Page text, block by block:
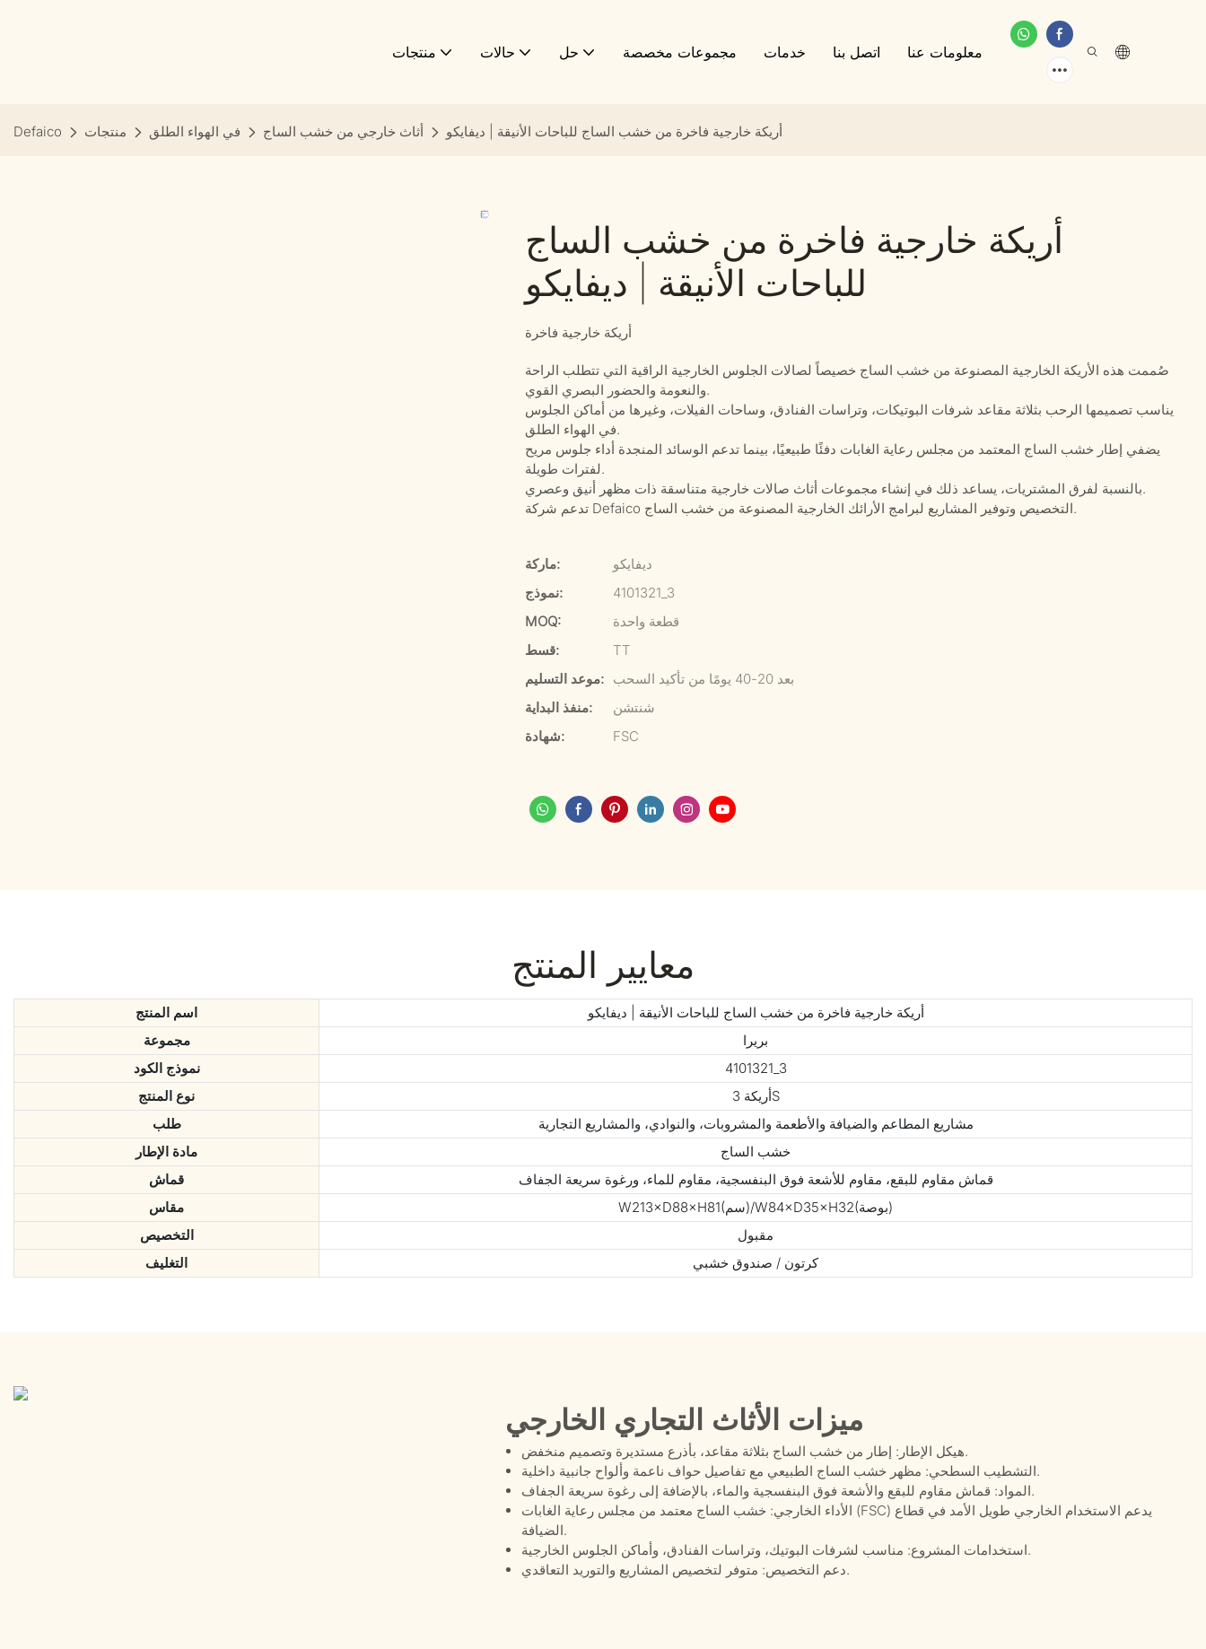
منتجات حالات حل مجموعات مخصصة خدمات اتصل بنا معلومات عنا
Defaico منتجات في الهواء الطلق أثاث خارجي من خشب الساج أريكة خارجية فاخرة من خشب الساج للباحات الأنيقة | ديفايكو
أريكة خارجية فاخرة من خشب الساج
للباحات الأنيقة | ديفايكو
أريكة خارجية فاخرة
صُممت هذه الأريكة الخارجية المصنوعة من خشب الساج خصيصاً لصالات الجلوس الخارجية الراقية التي تتطلب الراحة
والنعومة والحضور البصري القوي.
يناسب تصميمها الرحب بثلاثة مقاعد شرفات البوتيكات، وتراسات الفنادق، وساحات الفيلات، وغيرها من أماكن الجلوس
في الهواء الطلق.
يضفي إطار خشب الساج المعتمد من مجلس رعاية الغابات دفئًا طبيعيًا، بينما تدعم الوسائد المنجدة أداء جلوس مريح
لفترات طويلة.
بالنسبة لفرق المشتريات، يساعد ذلك في إنشاء مجموعات أثاث صالات خارجية متناسقة ذات مظهر أنيق وعصري.
تدعم شركة Defaico التخصيص وتوفير المشاريع لبرامج الأرائك الخارجية المصنوعة من خشب الساج.
ماركة:
ديفايكو
نموذج:
4101321_3
MOQ:
قطعة واحدة
قسط:
TT
موعد التسليم:
بعد 20-40 يومًا من تأكيد السحب
منفذ البداية:
شنتشن
شهادة:
FSC
معايير المنتج
اسم المنتج
أريكة خارجية فاخرة من خشب الساج للباحات الأنيقة | ديفايكو
مجموعة
بريرا
نموذج الكود
4101321_3
نوع المنتج
أريكة 3S
طلب
مشاريع المطاعم والضيافة والأطعمة والمشروبات، والنوادي، والمشاريع التجارية
مادة الإطار
خشب الساج
قماش
قماش مقاوم للبقع، مقاوم للأشعة فوق البنفسجية، مقاوم للماء، ورغوة سريعة الجفاف
مقاس
W213×D88×H81(سم)/W84×D35×H32(بوصة)
التخصيص
مقبول
التغليف
كرتون / صندوق خشبي
ميزات الأثاث التجاري الخارجي
هيكل الإطار: إطار من خشب الساج بثلاثة مقاعد، بأذرع مستديرة وتصميم منخفض.
التشطيب السطحي: مظهر خشب الساج الطبيعي مع تفاصيل حواف ناعمة وألواح جانبية داخلية.
المواد: قماش مقاوم للبقع والأشعة فوق البنفسجية والماء، بالإضافة إلى رغوة سريعة الجفاف.
الأداء الخارجي: خشب الساج معتمد من مجلس رعاية الغابات (FSC) يدعم الاستخدام الخارجي طويل الأمد في قطاع
الضيافة.
استخدامات المشروع: مناسب لشرفات البوتيك، وتراسات الفنادق، وأماكن الجلوس الخارجية.
دعم التخصيص: متوفر لتخصيص المشاريع والتوريد التعاقدي.